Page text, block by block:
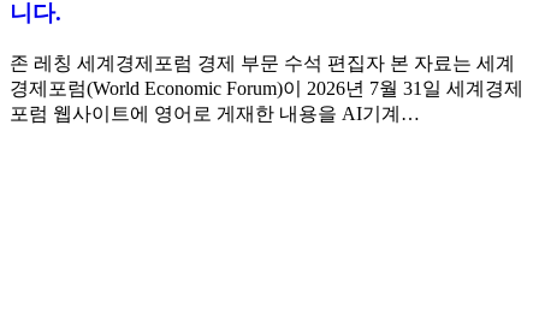
니다.
존 레칭 세계경제포럼 경제 부문 수석 편집자 본 자료는 세계
경제포럼(World Economic Forum)이 2026년 7월 31일 세계경제
포럼 웹사이트에 영어로 게재한 내용을 AI기계…